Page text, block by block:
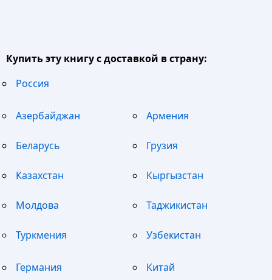
Купить эту книгу с доставкой в страну:
Россия
Азербайджан Армения
Беларусь Грузия
Казахстан Кыргызстан
Молдова Таджикистан
Туркмения Узбекистан
Германия Китай